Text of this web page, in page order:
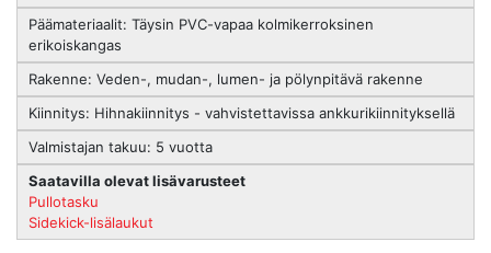
Päämateriaalit: Täysin PVC-vapaa kolmikerroksinen
erikoiskangas
Rakenne: Veden-, mudan-, lumen- ja pölynpitävä rakenne
Kiinnitys: Hihnakiinnitys - vahvistettavissa ankkurikiinnityksellä
Valmistajan takuu: 5 vuotta
Saatavilla olevat lisävarusteet
Pullotasku
Sidekick-lisälaukut